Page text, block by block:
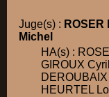
Juge(s) : ROSER
Michel
HA(s) :
GIROUX
HEURTEL